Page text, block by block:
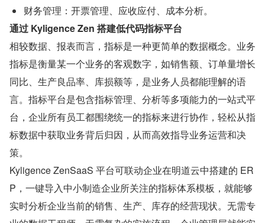
财务管理：开票管理、应收应付、成本分析。
通过 Kyligence Zen 搭建低代码指标平台
相较数据、报表而言，指标是一种更简单的数据概念。业务
指标是衡量某一个业务的客观数字，如销售额、订单量增长
同比、生产良品率、库损额等，是业务人员都能理解的语
言。指标平台是包含指标管理、分析等多项能力的一站式平
台，企业所有员工都围绕统一的指标来进行协作，轻松从指
标数据中获取业务背后归因，从而高效指导业务运营和决
策。
Kyligence ZenSaaS 平台可联动企业在明道云中搭建的 ER
P，一键导入中小制造企业所关注的指标体系模板，就能够
实时分析企业当前的销售、生产、库存的经营现状。无需专